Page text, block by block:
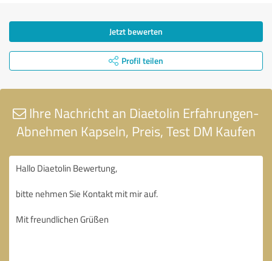
Jetzt bewerten
Profil teilen
Ihre Nachricht an Diaetolin Erfahrungen-
Abnehmen Kapseln, Preis, Test DM Kaufen